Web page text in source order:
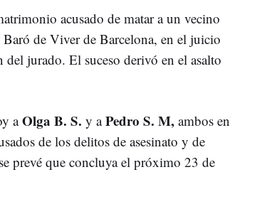
acusado de matar a un vecino
de Viver de Barcelona, en el juicio
del jurado. El suceso derivó en el asalto
aOlga B. S. y aPedro S. M, ambos en
de los delitos de asesinato y de
prevé que concluya el próximo 23 de